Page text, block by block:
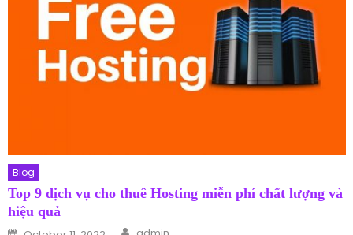
Blog
Top 9 dịch vụ cho thuê Hosting miễn phí chất lượng và
hiệu quả
Posted on Author